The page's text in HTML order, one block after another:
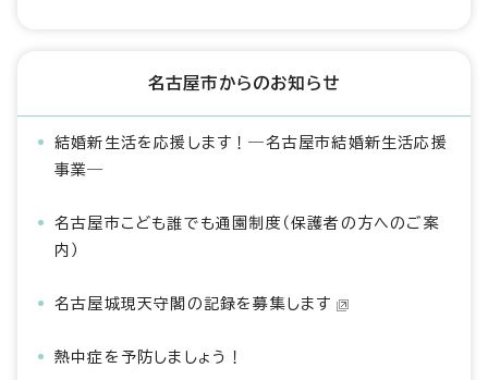
名古屋市からのお知らせ
結婚新生活を応援します！―名古屋市結婚新生活応援
事業―
名古屋市こども誰でも通園制度（保護者の方へのご案
内）
名古屋城現天守閣の記録を募集します
熱中症を予防しましょう！